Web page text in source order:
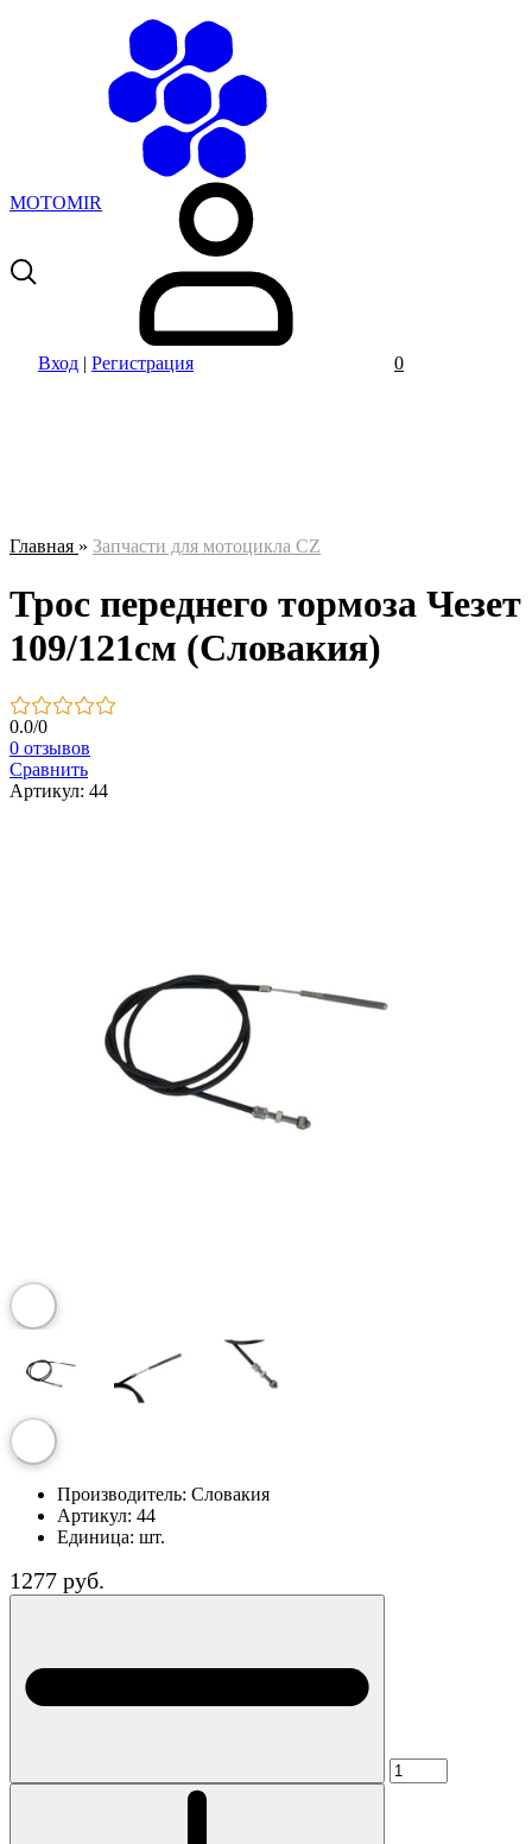
MOTOMIR
Вход | Регистрация 0
Главная » Запчасти для мотоцикла CZ
Трос переднего тормоза Чезет
109/121см (Словакия)
0.0/0
0 отзывов
Сравнить
Артикул: 44
Производитель: Словакия
Артикул: 44
Единица: шт.
1277 руб.